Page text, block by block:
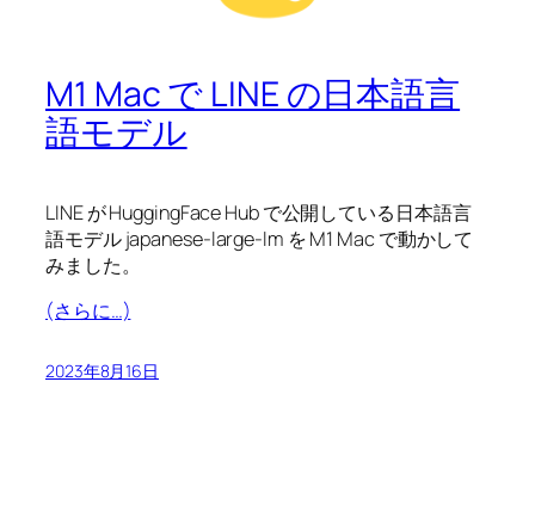
M1 Mac で LINE の日本語言
語モデル
LINE が HuggingFace Hub で公開している日本語言
語モデル japanese-large-lm を M1 Mac で動かして
みました。
(さらに…)
2023年8月16日